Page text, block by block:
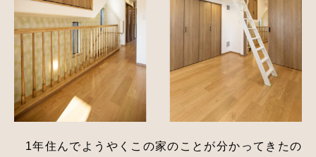
1年住んでようやくこの家のことが分かってきたの